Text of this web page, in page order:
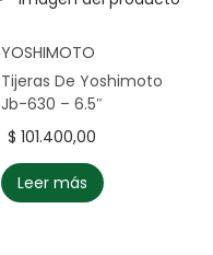
YOSHIMOTO
Tijeras De Yoshimoto
Jb-630 – 6.5″
$ 101.400,00
Leer más